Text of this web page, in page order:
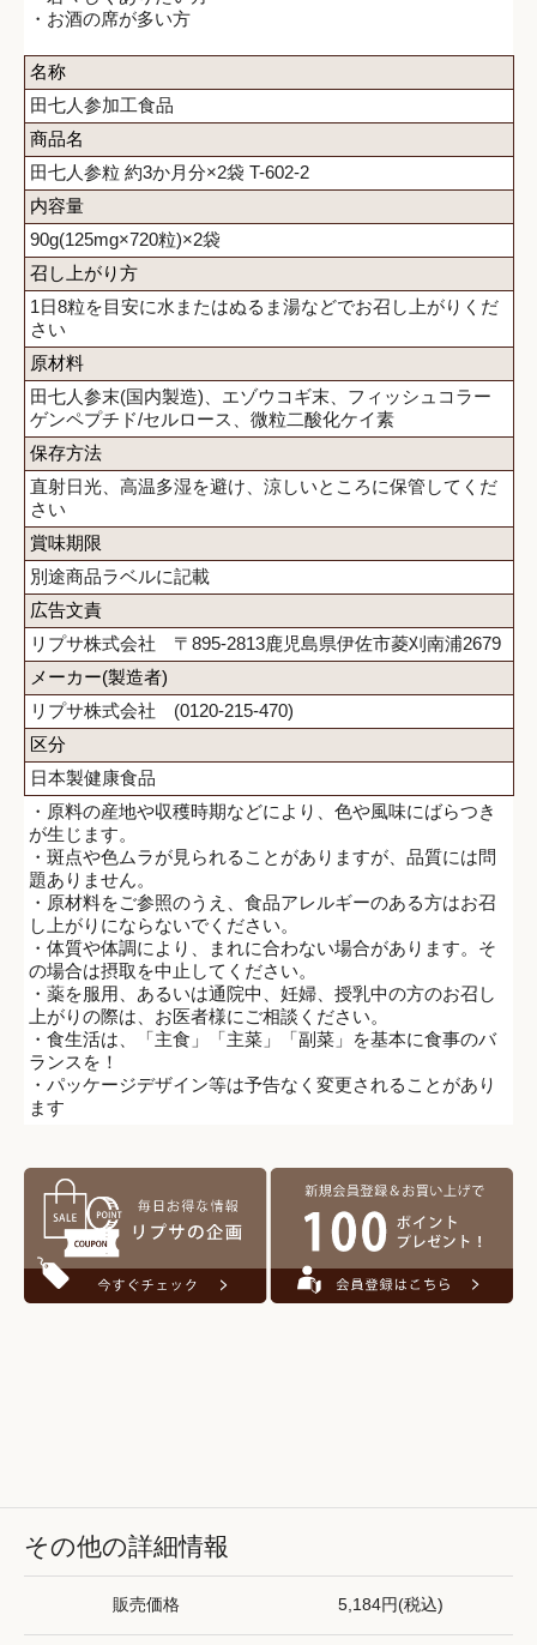
・お酒の席が多い方
名称
田七人参加工食品
商品名
田七人参粒 約3か月分×2袋 T-602-2
内容量
90g(125mg×720粒)×2袋
召し上がり方
1日8粒を目安に水またはぬるま湯などでお召し上がりくだ
さい
原材料
田七人参末(国内製造)、エゾウコギ末、フィッシュコラー
ゲンペプチド/セルロース、微粒二酸化ケイ素
保存方法
直射日光、高温多湿を避け、涼しいところに保管してくだ
さい
賞味期限
別途商品ラベルに記載
広告文責
リプサ株式会社 〒895-2813鹿児島県伊佐市菱刈南浦2679
メーカー(製造者)
リプサ株式会社 (0120-215-470)
区分
日本製健康食品
・原料の産地や収穫時期などにより、色や風味にばらつき
が生じます。
・斑点や色ムラが見られることがありますが、品質には問
題ありません。
・原材料をご参照のうえ、食品アレルギーのある方はお召
し上がりにならないでください。
・体質や体調により、まれに合わない場合があります。そ
の場合は摂取を中止してください。
・薬を服用、あるいは通院中、妊婦、授乳中の方のお召し
上がりの際は、お医者様にご相談ください。
・食生活は、「主食」「主菜」「副菜」を基本に食事のバ
ランスを！
・パッケージデザイン等は予告なく変更されることがあり
ます
その他の詳細情報
販売価格 5,184円(税込)